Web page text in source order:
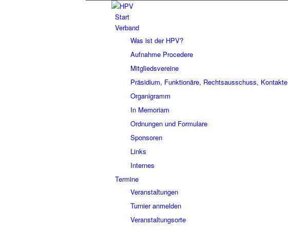
Start
Verband
Was ist der HPV?
Aufnahme Procedere
Mitgliedsvereine
Präsidium, Funktionäre, Rechtsausschuss, Kontakte
Organigramm
In Memoriam
Ordnungen und Formulare
Sponsoren
Links
Internes
Termine
Veranstaltungen
Turnier anmelden
Veranstaltungsorte